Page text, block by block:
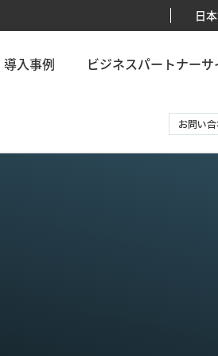
日
導入事例 ビジネスパートナーサ
お問い